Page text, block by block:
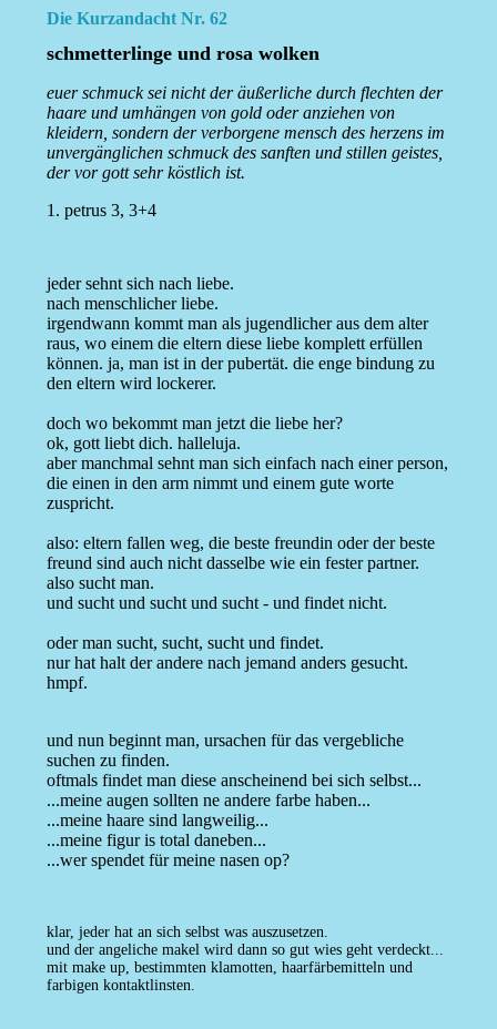
Die Kurzandacht Nr. 62
schmetterlinge und rosa wolken
euer schmuck sei nicht der äußerliche durch flechten der
haare und umhängen von gold oder anziehen von
kleidern, sondern der verborgene mensch des herzens im
unvergänglichen schmuck des sanften und stillen geistes,
der vor gott sehr köstlich ist.
1. petrus 3, 3+4
jeder sehnt sich nach liebe.
nach menschlicher liebe.
irgendwann kommt man als jugendlicher aus dem alter
raus, wo einem die eltern diese liebe komplett erfüllen
können. ja, man ist in der pubertät. die enge bindung zu
den eltern wird lockerer.
doch wo bekommt man jetzt die liebe her?
ok, gott liebt dich. halleluja.
aber manchmal sehnt man sich einfach nach einer person,
die einen in den arm nimmt und einem gute worte
zuspricht.
also: eltern fallen weg, die beste freundin oder der beste
freund sind auch nicht dasselbe wie ein fester partner.
also sucht man.
und sucht und sucht und sucht - und findet nicht.
oder man sucht, sucht, sucht und findet.
nur hat halt der andere nach jemand anders gesucht.
hmpf.
und nun beginnt man, ursachen für das vergebliche
suchen zu finden.
oftmals findet man diese anscheinend bei sich selbst...
...meine augen sollten ne andere farbe haben...
...meine haare sind langweilig...
...meine figur is total daneben...
...wer spendet für meine nasen op?
klar, jeder hat an sich selbst was auszusetzen.
und der angeliche makel wird dann so gut wies geht verdeckt...
mit make up, bestimmten klamotten, haarfärbemitteln und
farbigen kontaktlinsten.